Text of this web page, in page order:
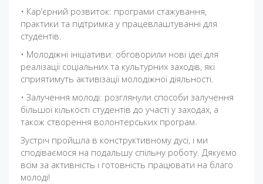
• Кар’єрний розвиток: програми стажування,
практики та підтримка у працевлаштуванні для
студентів.
• Молодіжні ініціативи: обговорили нові ідеї для
реалізації соціальних та культурних заходів, які
сприятимуть активізації молодіжної діяльності.
• Залучення молоді: розглянули способи залучення
більшої кількості студентів до участі у заходах, а
також створення волонтерських програм.
Зустріч пройшла в конструктивному дусі, і ми
сподіваємося на подальшу спільну роботу. Дякуємо
всім за активність і готовність працювати на благо
молоді!